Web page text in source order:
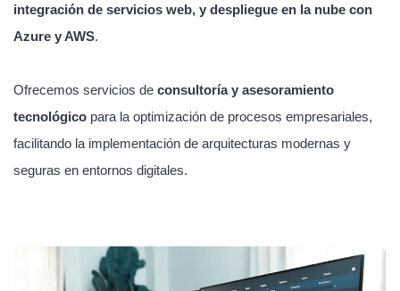
integración de servicios web, y despliegue en la nube con
Azure y AWS.
Ofrecemos servicios de consultoría y asesoramiento
tecnológico para la optimización de procesos empresariales,
facilitando la implementación de arquitecturas modernas y
seguras en entornos digitales.